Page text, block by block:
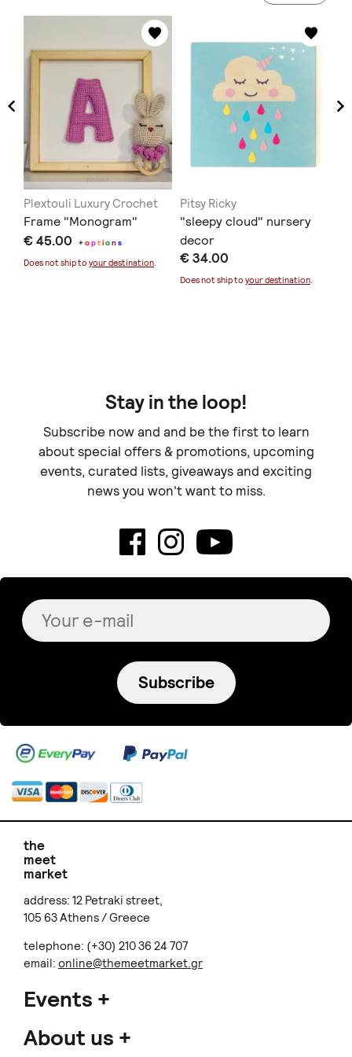
Plextouli Luxury Crochet
Frame "Monogram"
€ 45.00 +option s
Does not ship to your destination.
Pitsy Ricky
"sleepy cloud" nursery
decor
€ 34.00
Does not ship to your destination.
Stay in the loop!
Subscribe now and and be the first to learn
about special offers & promotions, upcoming
events, curated lists, giveaways and exciting
news you won't want to miss.
Subscribe
the
meet
market
address: 12 Petraki street,
105 63 Athens / Greece
telephone: (+30) 210 36 24 707
email: online@themeetmarket.gr
Events
About us